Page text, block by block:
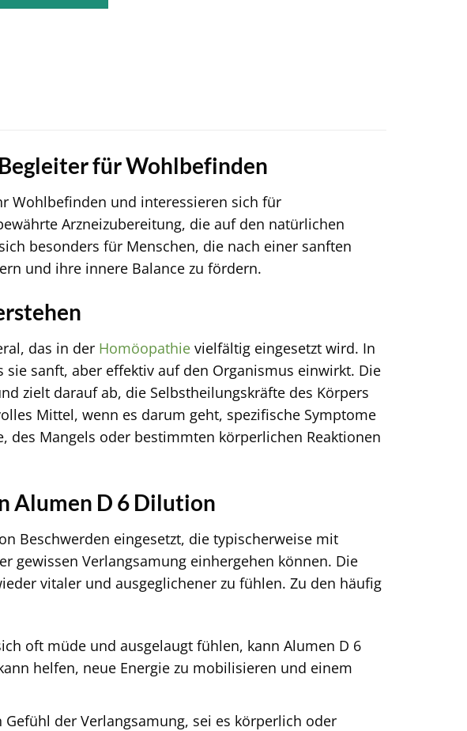
für Wohlbefinden
Wohlbefinden und interessieren sich für
Arzneizubereitung, die auf den natürlichen
besonders für Menschen, die nach einer sanften
und ihre innere Balance zu fördern.
das in der Homöopathie vielfältig eingesetzt wird. In
sanft, aber effektiv auf den Organismus einwirkt. Die
zielt darauf ab, die Selbstheilungskräfte des Körpers
Mittel, wenn es darum geht, spezifische Symptome
des Mangels oder bestimmten körperlichen Reaktionen
Alumen D 6 Dilution
Beschwerden eingesetzt, die typischerweise mit
gewissen Verlangsamung einhergehen können. Die
vitaler und ausgeglichener zu fühlen. Zu den häufig
oft müde und ausgelaugt fühlen, kann Alumen D 6
helfen, neue Energie zu mobilisieren und einem
Gefühl der Verlangsamung, sei es körperlich oder